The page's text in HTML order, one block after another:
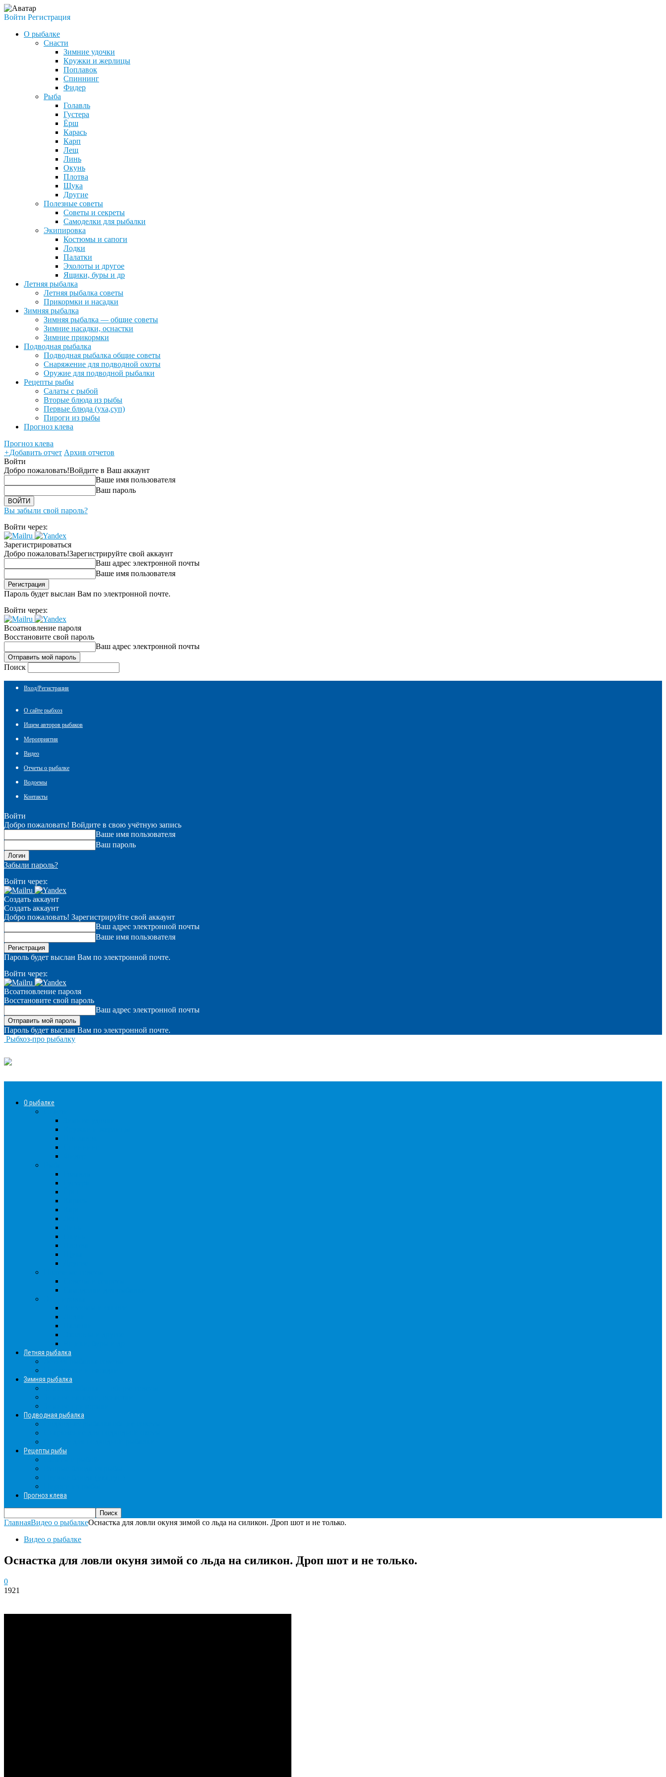
Войти Регистрация
О рыбалке
Снасти
Зимние удочки
Кружки и жерлицы
Поплавок
Спиннинг
Фидер
Рыба
Голавль
Густера
Ёрш
Карась
Карп
Лещ
Линь
Окунь
Плотва
Щука
Другие
Полезные советы
Советы и секреты
Самоделки для рыбалки
Экипировка
Костюмы и сапоги
Лодки
Палатки
Эхолоты и другое
Ящики, буры и др
Летняя рыбалка
Летняя рыбалка советы
Прикормки и насадки
Зимняя рыбалка
Зимняя рыбалка — общие советы
Зимние насадки, оснастки
Зимние прикормки
Подводная рыбалка
Подводная рыбалка общие советы
Снаряжение для подводной охоты
Оружие для подводной рыбалки
Рецепты рыбы
Салаты с рыбой
Вторые блюда из рыбы
Первые блюда (уха,суп)
Пироги из рыбы
Прогноз клева
Прогноз клева
+Добавить отчет Архив отчетов
Войти
Добро пожаловать!Войдите в Ваш аккаунт
Ваше имя пользователя
Ваш пароль
Вы забыли свой пароль?
Войти через:
Зарегистрироваться
Добро пожаловать!Зарегистрируйте свой аккаунт
Ваш адрес электронной почты
Ваше имя пользователя
Пароль будет выслан Вам по электронной почте.
Войти через:
Всоатновление пароля
Восстановите свой пароль
Ваш адрес электронной почты
Поиск
Вход/Регистрация
О сайте рыбхоз
Ищем авторов рыбаков
Мероприятия
Видео
Отчеты о рыбалке
Водоемы
Контакты
Войти
Добро пожаловать! Войдите в свою учётную запись
Ваше имя пользователя
Ваш пароль
Забыли пароль?
Войти через:
Создать аккаунт
Создать аккаунт
Добро пожаловать! Зарегистрируйте свой аккаунт
Ваш адрес электронной почты
Ваше имя пользователя
Пароль будет выслан Вам по электронной почте.
Войти через:
Всоатновление пароля
Восстановите свой пароль
Ваш адрес электронной почты
Пароль будет выслан Вам по электронной почте.
Рыбхоз-про рыбалку
О рыбалке
Летняя рыбалка
Зимняя рыбалка
Подводная рыбалка
Рецепты рыбы
Прогноз клева
ГлавнаяВидео о рыбалкеОснастка для ловли окуня зимой со льда на силикон. Дроп шот и не только.
Видео о рыбалке
Оснастка для ловли окуня зимой со льда на силикон. Дроп шот и не только.
0
1921